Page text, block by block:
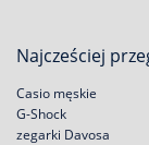
Najcześciej
Casio męskie
G-Shock
zegarki Davosa